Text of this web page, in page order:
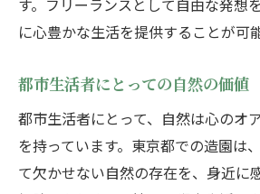
す。フリーランスとして自由な発想
に心豊かな生活を提供することが可
都市生活者にとっての自然の価値
都市生活者にとって、自然は心のオ
を持っています。東京都での造園は
て欠かせない自然の存在を、身近に